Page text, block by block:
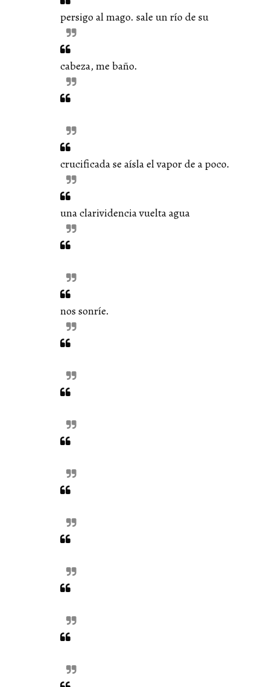
persigo al mago. sale un río de su
cabeza, me baño.
crucificada se aísla el vapor de a poco.
una clarividencia vuelta agua
nos sonríe.